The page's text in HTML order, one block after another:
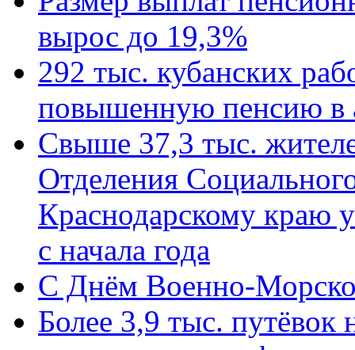
вырос до 19,3%
292 тыс. кубанских
повышенную пенсию в
Свыше 37,3 тыс.
Отделения
Краснодарскому краю
с начала года
C Днём Военно-
Более 3,9 тыс. путёвок